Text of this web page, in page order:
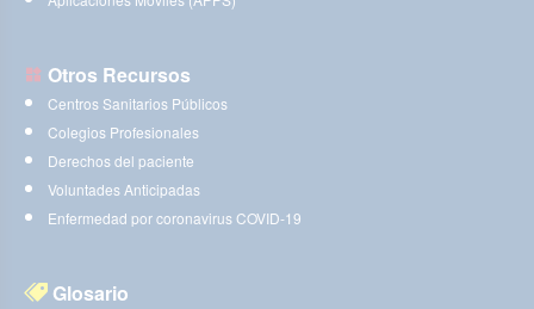
Otros Recursos
Centros Sanitarios Públicos
Colegios Profesionales
Derechos del paciente
Voluntades Anticipadas
Enfermedad por coronavirus COVID-19
Glosario